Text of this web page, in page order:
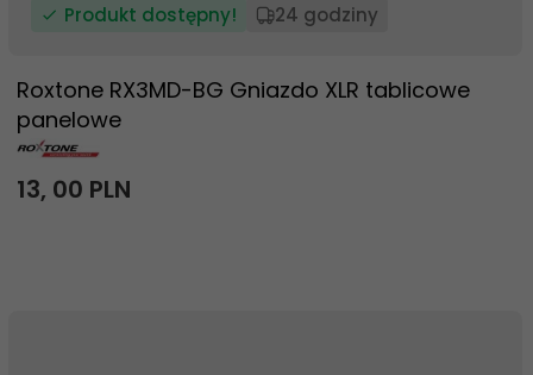
Produkt dostępny! 24 godziny
Roxtone RX3MD-BG Gniazdo XLR tablicowe
panelowe
13, 00 PLN